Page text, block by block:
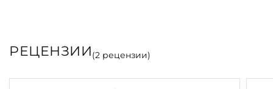
РЕЦЕНЗИИ(2 рецензии)